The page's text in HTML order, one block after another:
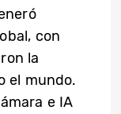
con
la
el mundo.
e IA